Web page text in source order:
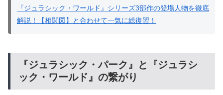
『ジュラシック・ワールド』シリーズ3部作の登場人物を徹底
解説！【相関図】と合わせて一気に総復習！
『ジュラシック・パーク』と『ジュラシ
ック・ワールド』の繋がり